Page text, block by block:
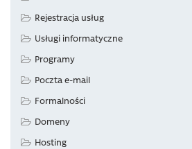
Rejestracja usług
Usługi informatyczne
Programy
Poczta e-mail
Formalności
Domeny
Hosting